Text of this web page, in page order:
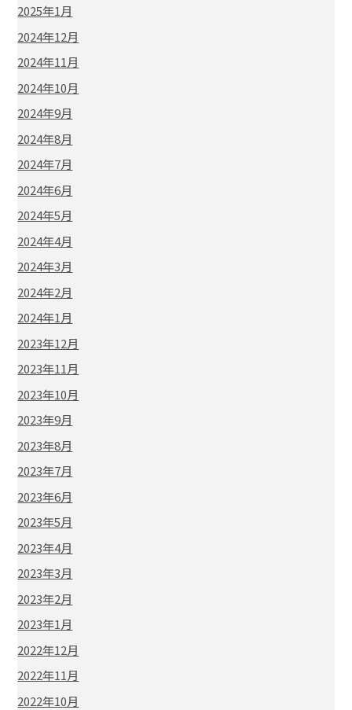
2025年1月
2024年12月
2024年11月
2024年10月
2024年9月
2024年8月
2024年7月
2024年6月
2024年5月
2024年4月
2024年3月
2024年2月
2024年1月
2023年12月
2023年11月
2023年10月
2023年9月
2023年8月
2023年7月
2023年6月
2023年5月
2023年4月
2023年3月
2023年2月
2023年1月
2022年12月
2022年11月
2022年10月